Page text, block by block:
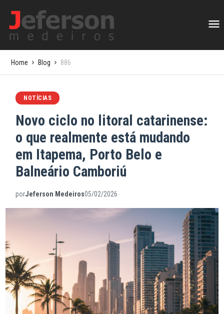
Home Blog 886
NOTÍCIAS
Novo ciclo no litoral catarinense:
o que realmente está mudando
em Itapema, Porto Belo e
Balneário Camboriú
porJeferson Medeiros05/02/2026